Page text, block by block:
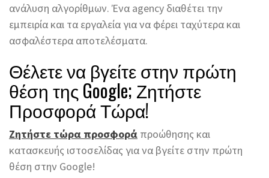
ανάλυση αλγορίθμων. Ένα agency διαθέτει την
εμπειρία και τα εργαλεία για να φέρει ταχύτερα και
ασφαλέστερα αποτελέσματα.
Θέλετε να βγείτε στην πρώτη
θέση της Google; Ζητήστε
Προσφορά Τώρα!
Ζητήστε τώρα προσφορά προώθησης και
κατασκευής ιστοσελίδας για να βγείτε στην πρώτη
θέση στην Google!